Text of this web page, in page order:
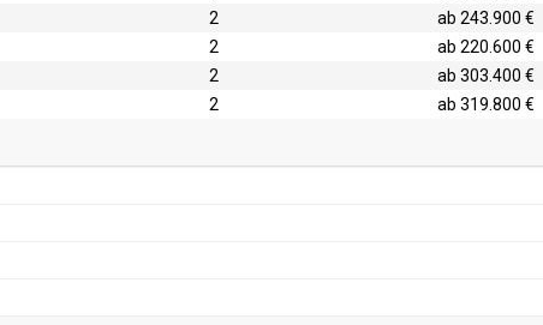
2
ab 243.900 €
2
ab 220.600 €
2
ab 303.400 €
2 ab 319.800 €